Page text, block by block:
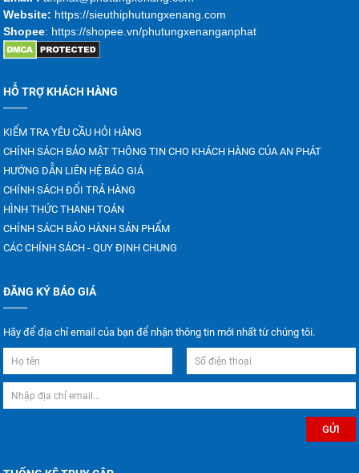
Website: https://sieuthiphutungxenang.com
Shopee: https://shopee.vn/phutungxenanganphat
HỖ TRỢ KHÁCH HÀNG
KIỂM TRA YÊU CẦU HỎI HÀNG
CHÍNH SÁCH BẢO MẬT THÔNG TIN CHO KHÁCH HÀNG CỦA AN PHÁT
HƯỚNG DẪN LIÊN HỆ BÁO GIÁ
CHÍNH SÁCH ĐỔI TRẢ HÀNG
HÌNH THỨC THANH TOÁN
CHÍNH SÁCH BẢO HÀNH SẢN PHẨM
CÁC CHÍNH SÁCH - QUY ĐỊNH CHUNG
ĐĂNG KÝ BÁO GIÁ
Hãy để địa chỉ email của bạn để nhận thông tin mới nhất từ chúng tôi.